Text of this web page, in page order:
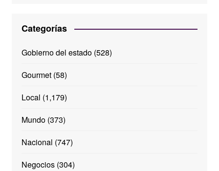
Categorías
Gobierno del estado(528)
Gourmet(58)
Local (1,179)
Mundo(373)
Nacional (747)
Negocios(304)